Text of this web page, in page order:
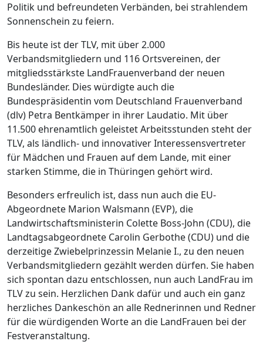
Politik und befreundeten Verbänden, bei strahlendem
Sonnenschein zu feiern.
Bis heute ist der TLV, mit über 2.000
Verbandsmitgliedern und 116 Ortsvereinen, der
mitgliedsstärkste LandFrauenverband der neuen
Bundesländer. Dies würdigte auch die
Bundespräsidentin vom Deutschland Frauenverband
(dlv) Petra Bentkämper in ihrer Laudatio. Mit über
11.500 ehrenamtlich geleistet Arbeitsstunden steht der
TLV, als ländlich- und innovativer Interessensvertreter
für Mädchen und Frauen auf dem Lande, mit einer
starken Stimme, die in Thüringen gehört wird.
Besonders erfreulich ist, dass nun auch die EU-
Abgeordnete Marion Walsmann (EVP), die
Landwirtschaftsministerin Colette Boss-John (CDU), die
Landtagsabgeordnete Carolin Gerbothe (CDU) und die
derzeitige Zwiebelprinzessin Melanie I., zu den neuen
Verbandsmitgliedern gezählt werden dürfen. Sie haben
sich spontan dazu entschlossen, nun auch LandFrau im
TLV zu sein. Herzlichen Dank dafür und auch ein ganz
herzliches Dankeschön an alle Rednerinnen und Redner
für die würdigenden Worte an die LandFrauen bei der
Festveranstaltung.